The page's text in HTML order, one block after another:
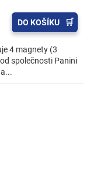
DO KOŠÍKU
4 magnety (3
společnosti Panini